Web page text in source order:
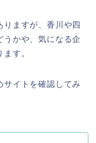
りますが、香川や四
うかや、気になる企
す。
サイトを確認してみ